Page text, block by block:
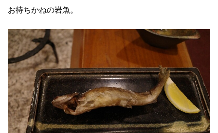
お待ちかねの岩魚。